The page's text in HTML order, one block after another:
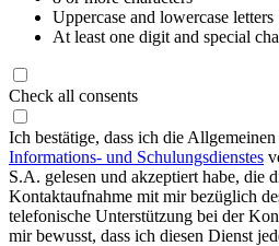
Uppercase and lowercase letters
At least one digit and special
Check all consents
Ich bestätige, dass ich die
Informations- und Schulungsdienstes
S.A. gelesen und akzeptiert habe, die
Kontaktaufnahme mit mir bezüglich
telefonische Unterstützung bei der
mir bewusst, dass ich diesen Dienst